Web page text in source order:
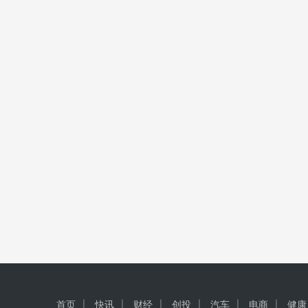
首页 快讯 财经 创投 汽车 电商 健康